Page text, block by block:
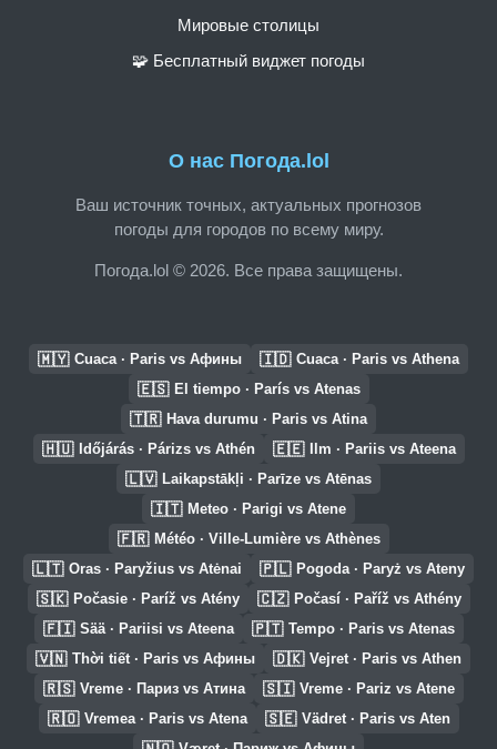
О нас Погода.lol
Ваш источник точных, актуальных прогнозов
погоды для городов по всему миру.
Погода.lol © 2026. Все права защищены.
Мировые столицы
🧩 Бесплатный виджет погоды
🇲🇾 Cuaca · Paris vs Афины 🇮🇩 Cuaca · Paris vs Athena
🇪🇸 El tiempo · París vs Atenas
🇹🇷 Hava durumu · Paris vs Atina
🇭🇺 Időjárás · Párizs vs Athén 🇪🇪 Ilm · Pariis vs Ateena
🇱🇻 Laikapstākļi · Parīze vs Atēnas
🇮🇹 Meteo · Parigi vs Atene
🇫🇷 Météo · Ville-Lumière vs Athènes
🇱🇹 Oras · Paryžius vs Atėnai 🇵🇱 Pogoda · Paryż vs Ateny
🇸🇰 Počasie · Paríž vs Atény 🇨🇿 Počasí · Paříž vs Athény
🇫🇮 Sää · Pariisi vs Ateena 🇵🇹 Tempo · Paris vs Atenas
🇻🇳 Thời tiết · Paris vs Афины 🇩🇰 Vejret · Paris vs Athen
🇷🇸 Vreme · Париз vs Атина 🇸🇮 Vreme · Pariz vs Atene
🇷🇴 Vremea · Paris vs Atena 🇸🇪 Vädret · Paris vs Aten